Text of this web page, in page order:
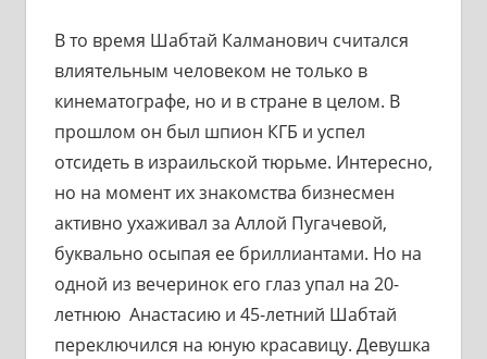
В то время Шабтай Калманович считался
влиятельным человеком не только в
кинематографе, но и в стране в целом. В
прошлом он был шпион КГБ и успел
отсидеть в израильской тюрьме. Интересно,
но на момент их знакомства бизнесмен
активно ухаживал за Аллой Пугачевой,
буквально осыпая ее бриллиантами. Но на
одной из вечеринок его глаз упал на 20-
летнюю Анастасию и 45-летний Шабтай
переключился на юную красавицу. Девушка